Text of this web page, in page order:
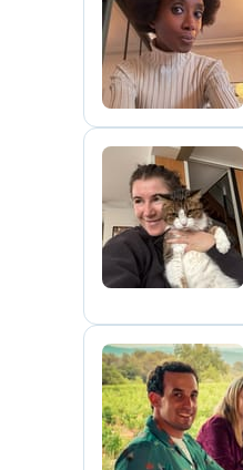
A
I
Q